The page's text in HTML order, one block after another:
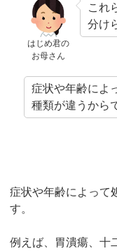
はじめ君の
お母さん
これ
分け
症状や年齢によ
種類が違うから
症状や年齢によって
す。
例えば、胃潰瘍、十